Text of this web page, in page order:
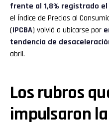
frente al 1,8% registrado
el Índice de Precios al
(IPCBA) volvió a ubicarse por
tendencia de
abril.
Los rubros
impulsaron